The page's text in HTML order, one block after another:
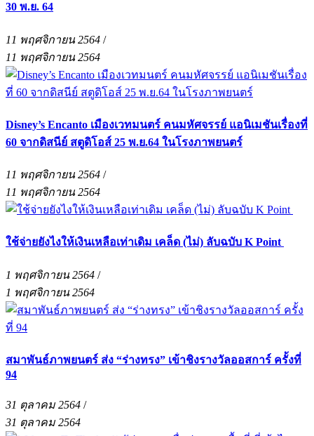
30 พ.ย. 64
11 พฤศจิกายน 2564 /
11 พฤศจิกายน 2564
Disney’s Encanto เมืองเวทมนตร์ คนมหัศจรรย์ แอนิเมชันเรื่องที่
60 จากดิสนีย์ สตูดิโอส์ 25 พ.ย.64 ในโรงภาพยนตร์
11 พฤศจิกายน 2564 /
11 พฤศจิกายน 2564
ใช้จ่ายยังไงให้เงินเหลือเท่าเดิม เคล็ด (ไม่) ลับฉบับ K Point
1 พฤศจิกายน 2564 /
1 พฤศจิกายน 2564
สมาพันธ์ภาพยนตร์ ส่ง “ร่างทรง” เข้าชิงรางวัลออสการ์ ครั้งที่
94
31 ตุลาคม 2564 /
31 ตุลาคม 2564